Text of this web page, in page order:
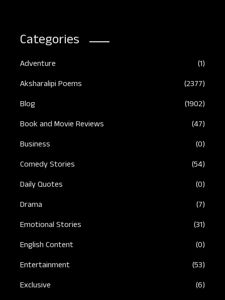
Categories
Adventure
(1)
Aksharalipi Poems
(2377)
Blog
(1902)
Book and Movie Reviews
(47)
Business
(0)
Comedy Stories
(54)
Daily Quotes
(0)
Drama
(7)
Emotional Stories
(31)
English Content
(0)
Entertainment
(53)
Exclusive
(6)